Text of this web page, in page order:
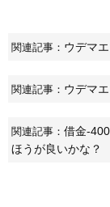
関連記事： ウデマ
関連記事： ウデマ
関連記事： 借金-
ほうが良いかな？